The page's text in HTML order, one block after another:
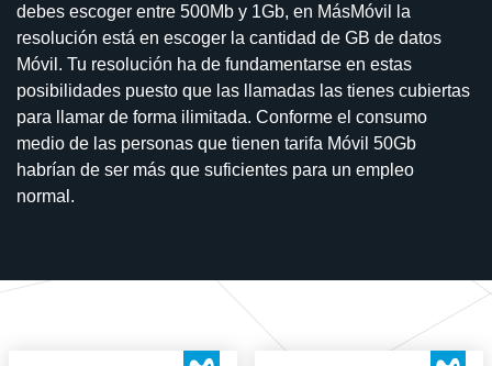
debes escoger entre 500Mb y 1Gb, en MásMóvil la
resolución está en escoger la cantidad de GB de datos
Móvil. Tu resolución ha de fundamentarse en estas
posibilidades puesto que las llamadas las tienes cubiertas
para llamar de forma ilimitada. Conforme el consumo
medio de las personas que tienen tarifa Móvil 50Gb
habrían de ser más que suficientes para un empleo
normal.